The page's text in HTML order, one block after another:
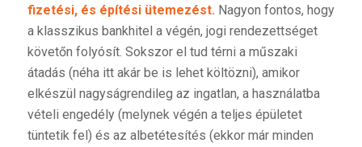
fizetési, és építési ütemezést. Nagyon fontos, hogy
a klasszikus bankhitel a végén, jogi rendezettséget
követőn folyósít. Sokszor el tud térni a műszaki
átadás (néha itt akár be is lehet költözni), amikor
elkészül nagyságrendileg az ingatlan, a használatba
vételi engedély (melynek végén a teljes épületet
tüntetik fel) és az albetétesítés (ekkor már minden